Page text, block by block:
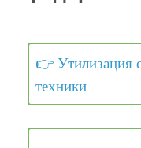
Утилизация
техники